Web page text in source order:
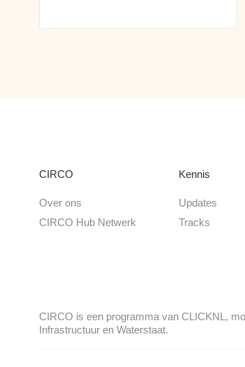
CIRCO
Over ons
CIRCO Hub Netwerk
Kennis
Updates
Tracks
CIRCO is een programma van CLICKNL,
Infrastructuur en Waterstaat.